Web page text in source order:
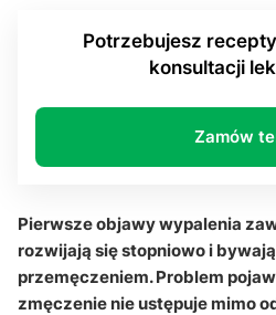
Dlaczego chroniczne
zaangażowania są tak
Kiedy cynizm, frustracja i
wpływać na relacje?
Q&A
Potrzebujesz
konsultacji
Zamów
Pierwsze objawy wypalenia
rozwijają się stopniowo i
przemęczeniem. Problem
zmęczenie nie ustępuje mimo